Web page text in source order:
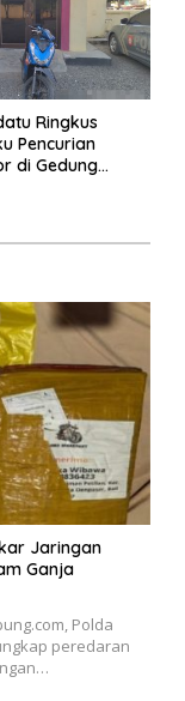
Ringkus
Pencurian
di Gedung
Jaringan
Ganja
Polda
peredaran